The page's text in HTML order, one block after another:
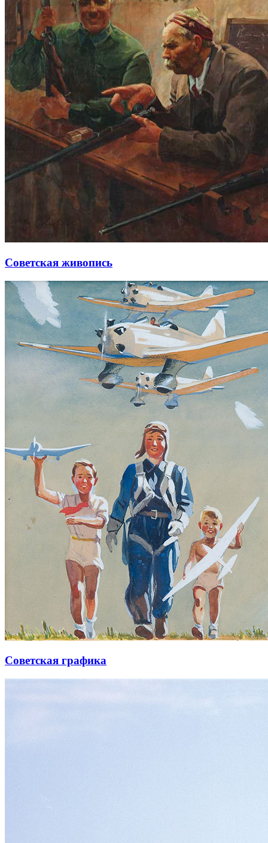
Советская живопись
Советская графика